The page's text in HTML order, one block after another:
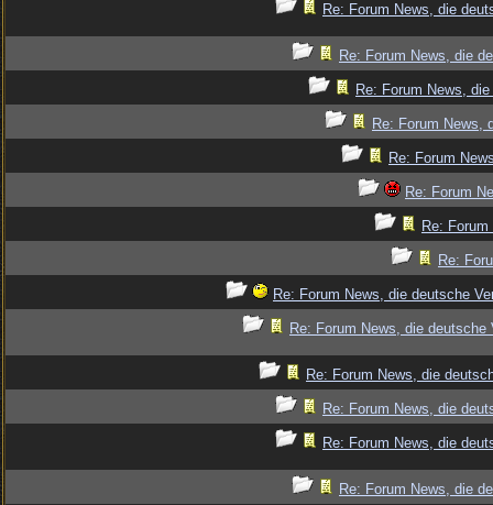
Re: Forum News, die
Re: Forum News, die
Re: Forum News,
Re: Forum News,
Re: Forum
Re: Forum
Re:
Re:
Re: Forum News, die deutsche
Re: Forum News, die deutsche
Re: Forum News, die
Re: Forum News, die
Re: Forum News, die
Re: Forum News, die